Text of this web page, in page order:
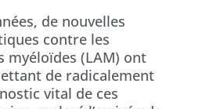
de nouvelles
contre les
myéloïdes (LAM) ont
de radicalement
vital de ces